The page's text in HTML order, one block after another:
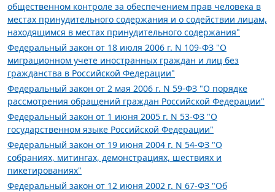
общественном контроле за обеспечением прав человека в
местах принудительного содержания и о содействии лицам,
находящимся в местах принудительного содержания"
Федеральный закон от 18 июля 2006 г. N 109-ФЗ "О
миграционном учете иностранных граждан и лиц без
гражданства в Российской Федерации"
Федеральный закон от 2 мая 2006 г. N 59-ФЗ "О порядке
рассмотрения обращений граждан Российской Федерации"
Федеральный закон от 1 июня 2005 г. N 53-ФЗ "О
государственном языке Российской Федерации"
Федеральный закон от 19 июня 2004 г. N 54-ФЗ "О
собраниях, митингах, демонстрациях, шествиях и
пикетированиях"
Федеральный закон от 12 июня 2002 г. N 67-ФЗ "Об